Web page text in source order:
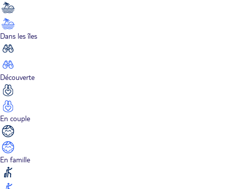
Dans les îles
Découverte
En couple
En famille